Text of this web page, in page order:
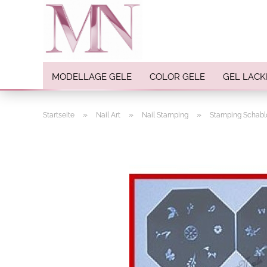
MODELLAGE GELE COLOR GELE GEL
Pigmente
Nail Sticker
Nail Art Folien
Nail Stamping
Glitter
INK Colors
Startseite » Nail Art » Nail Stamping » Stamping